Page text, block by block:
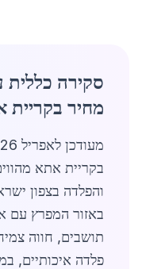
סקירה כללית
מחיר בקריית
בקריית אתא
והפלדה בצפון
תושבים, חווה
פלדה איכותיים,